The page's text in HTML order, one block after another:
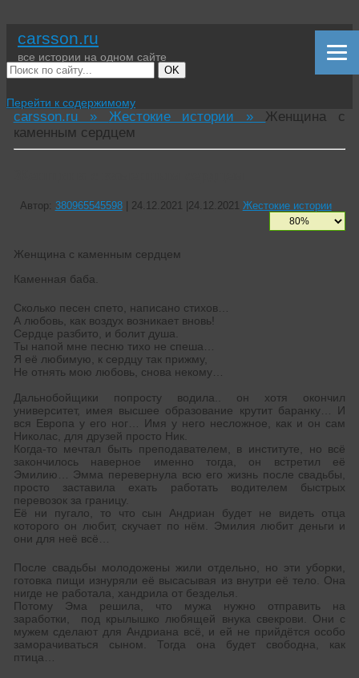
carsson.ru
все истории на одном сайте
OK
Перейти к содержимому
carsson.ru » Жестокие истории » Женщина с
каменным сердцем
Автор: 380965545598 | 24.12.2021 |24.12.2021 Жестокие истории
Женщина с каменным сердцем
Каменная баба.
Сколько песен спето, написано стихов…
А любовь, как воздух возникает вновь!
Сердце разбито, и болит душа.
Ты напой мне песню тихо не спеша…
Я её любимую, к сердцу так прижму,
Не отнять мою любовь, снова некому…
Дальнобойщики попросту водила.. он хотя окончил
университет, имея высшее образование крутит баранку… И
вся Европа у его ног… Имя у него несложное, как и он сам
Николас, для друзей просто Ник.
Когда-то мечтал быть преподавателем, в институте, но всё
закончилось наверное именно тогда, он встретил её
Эмилию… Эмма перевернула всю его жизнь после свадьбы,
просто заставила ехать работать водителем быстрых
перевозок за границу.
Её ни пугало, то что сын Андриан будет не видеть отца
которого он любит, скучает по нём. Эмилия любит деньги и
они для неё всё…
После свадьбы молодожены жили отдельно, но эти уборки,
готовка пищи изнуряли её высасывая из внутри её тело. Она
нигде не работала, хандрила от безделья.
Потому Эма решила, что мужа нужно отправить на
заработки, под крылышко любящей внука свекрови. Они с
мужем сделают для Андриана всё, и ей не прийдётся особо
заморачиваться сыном. Тогда она будет свободна, как
птица…